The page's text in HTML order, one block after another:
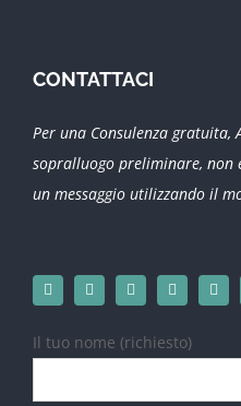
CONTATTACI
Per una Consulenza gratuita,
sopralluogo preliminare,
un messaggio utilizzando il
Il tuo nome (richiesto)